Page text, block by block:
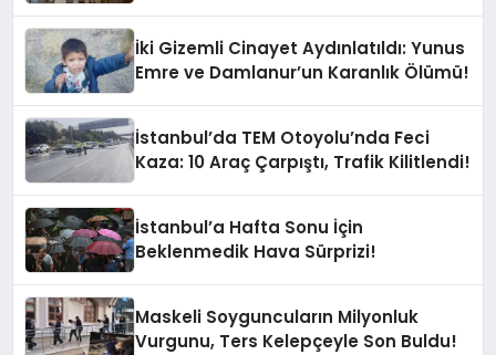
İki Gizemli Cinayet Aydınlatıldı: Yunus
Emre ve Damlanur’un Karanlık Ölümü!
İstanbul’da TEM Otoyolu’nda Feci
Kaza: 10 Araç Çarpıştı, Trafik Kilitlendi!
İstanbul’a Hafta Sonu İçin
Beklenmedik Hava Sürprizi!
Maskeli Soyguncuların Milyonluk
Vurgunu, Ters Kelepçeyle Son Buldu!